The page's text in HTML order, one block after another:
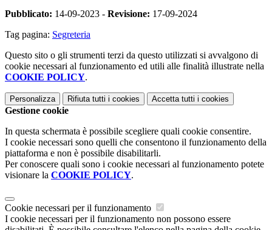
Pubblicato: 14-09-2023 - Revisione: 17-09-2024
Tag pagina: Segreteria
Questo sito o gli strumenti terzi da questo utilizzati si avvalgono di
cookie necessari al funzionamento ed utili alle finalità illustrate nella
COOKIE POLICY.
Personalizza Rifiuta tutti i cookies Accetta tutti i cookies
Gestione cookie
In questa schermata è possibile scegliere quali cookie consentire.
I cookie necessari sono quelli che consentono il funzionamento della
piattaforma e non è possibile disabilitarli.
Per conoscere quali sono i cookie necessari al funzionamento potete
visionare la COOKIE POLICY.
Cookie necessari per il funzionamento
I cookie necessari per il funzionamento non possono essere